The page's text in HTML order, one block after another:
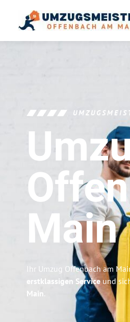
Main
Ihr Umzug Offenbach am
erstklassigen Serviceund
Main.